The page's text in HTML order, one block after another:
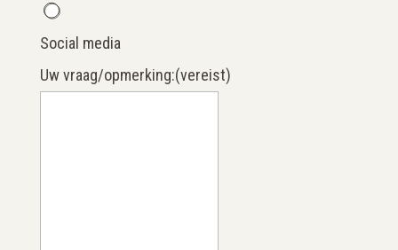
Social media
Uw vraag/opmerking:(vereist)